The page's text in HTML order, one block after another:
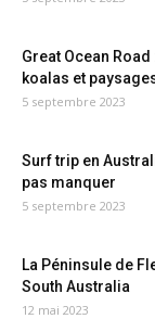
Great Ocean
koalas et
5 septembre 2023
Surf trip en
pas manquer
5 septembre 2023
La Péninsule de
South Australia
12 mai 2023